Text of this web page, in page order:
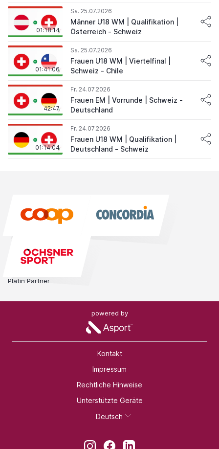
01:18:14
Sa. 25.07.2026
Männer U18 WM | Qualifikation |
Österreich - Schweiz
01:41:06
Sa. 25.07.2026
Frauen U18 WM | Viertelfinal |
Schweiz - Chile
42:47
Fr. 24.07.2026
Frauen EM | Vorrunde | Schweiz -
Deutschland
01:14:04
Fr. 24.07.2026
Frauen U18 WM | Qualifikation |
Deutschland - Schweiz
Platin Partner
powered by
Kontakt
Impressum
Rechtliche Hinweise
Unterstützte Geräte
Deutsch